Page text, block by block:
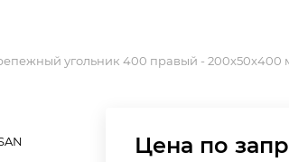
угольник 400 правый - 200x50x400
Цена по запр